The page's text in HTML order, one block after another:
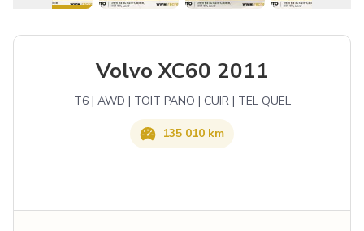
Volvo XC60 2011
T6 | AWD | TOIT PANO | CUIR | TEL QUEL
135 010 km